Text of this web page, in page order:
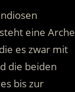
eine Arche
es zwar mit
die beiden
bis zur